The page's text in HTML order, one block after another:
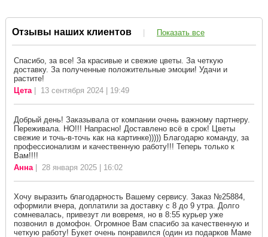
Отзывы наших клиентов | Показать все
Спасибо, за все! За красивые и свежие цветы. За четкую
доставку. За полученные положительные эмоции! Удачи и
растите!
Цета| 13 сентября 2024 | 19:49
Добрый день! Заказывала от компании очень важному партнеру.
Переживала. НО!!! Напрасно! Доставлено всё в срок! Цветы
свежие и точь-в-точь как на картинке))))) Благодарю команду, за
профессионализм и качественную работу!!! Теперь только к
Вам!!!!
Анна| 28 января 2025 | 16:02
Хочу выразить благодарность Вашему сервису. Заказ №25884,
оформили вчера, доплатили за доставку с 8 до 9 утра. Долго
сомневалась, привезут ли вовремя, но в 8:55 курьер уже
позвонил в домофон. Огромное Вам спасибо за качественную и
четкую работу! Букет очень понравился (один из подарков Маме